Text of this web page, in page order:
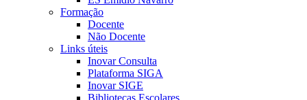
Formação
Docente
Não Docente
Links úteis
Inovar Consulta
Plataforma SIGA
Inovar SIGE
Bibliotecas Escolares